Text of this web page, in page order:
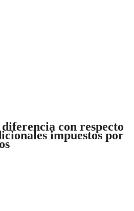
con respecto
impuestos por